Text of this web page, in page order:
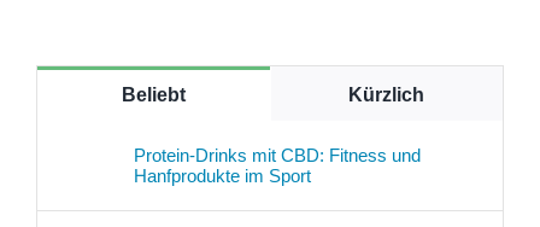
Beliebt Kürzlich
Protein-Drinks mit CBD: Fitness und
Hanfprodukte im Sport